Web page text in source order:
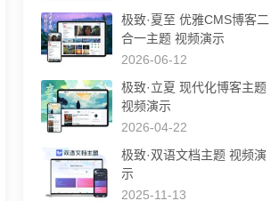
极致·夏至 优雅CMS博客二
合一主题 视频演示
2026-06-12
极致·立夏 现代化博客主题
视频演示
2026-04-22
极致·双语文档主题 视频演
示
2025-11-13